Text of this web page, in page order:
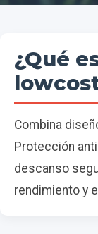
¿Qué
Combina
Protección
descanso
rendimiento y